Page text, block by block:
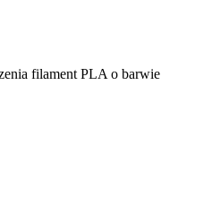
filament PLA o barwie